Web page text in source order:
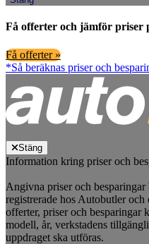
Få offerter och jämför priser
Få offerter »
*Så beräknas priser och
Stäng
Information kring priser och
Angivna priser och besparingar
registrerade hos Autobutler
offerter, priser och besparingar
modell, år, verkstadens
uppdraget ska utföras.